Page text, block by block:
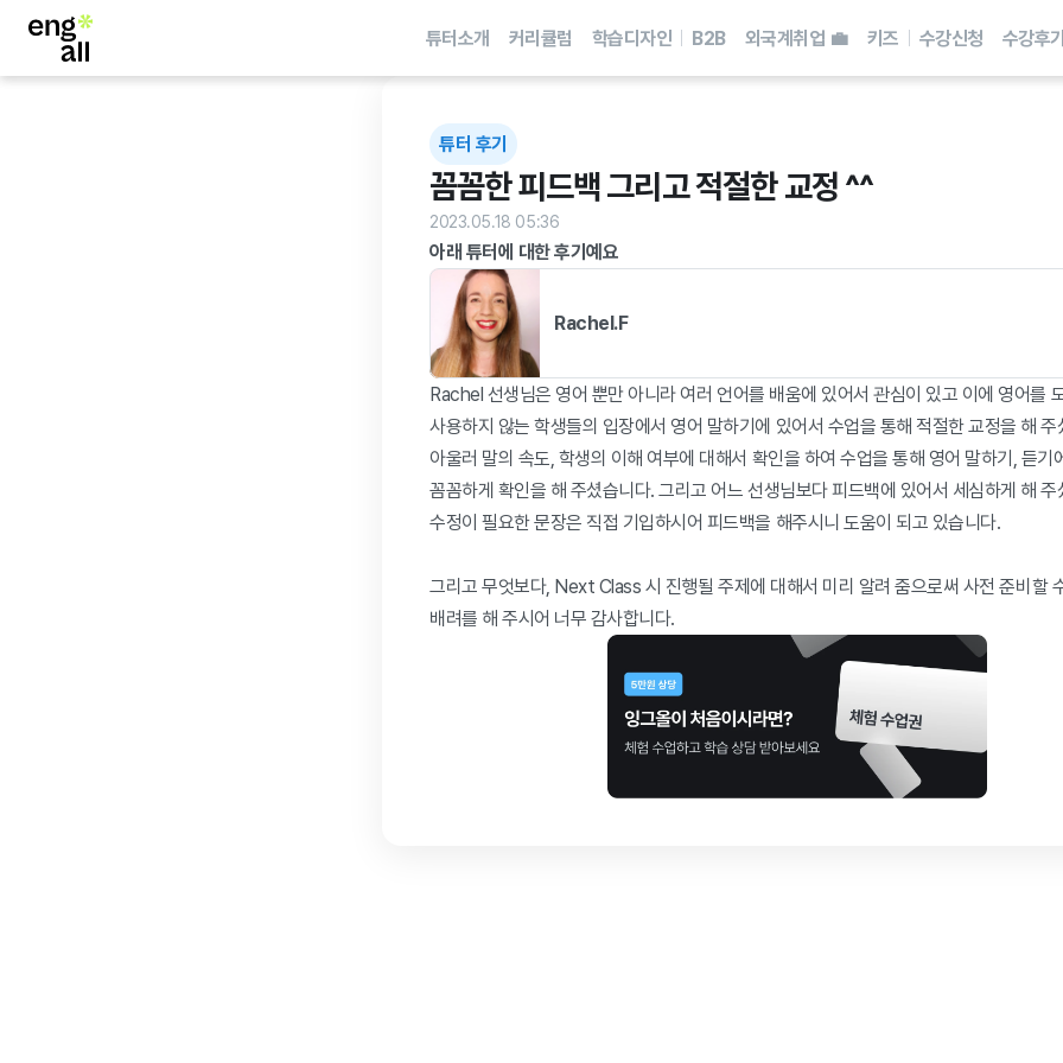
튜터소개 커리큘럼 학습디자인 B2B 외국계취업 💼 키즈 수강신청 수강후
튜터 후기
꼼꼼한 피드백 그리고 적절한 교정 ^^
2023.05.18 05:36
아래 튜터에 대한 후기예요
Rachel.F
Rachel 선생님은 영어 뿐만 아니라 여러 언어를 배움에 있어서 관심이 있고 이에 영어를
사용하지 않는 학생들의 입장에서 영어 말하기에 있어서 수업을 통해 적절한 교정을 해 주
아울러 말의 속도, 학생의 이해 여부에 대해서 확인을 하여 수업을 통해 영어 말하기, 듣기
꼼꼼하게 확인을 해 주셨습니다. 그리고 어느 선생님보다 피드백에 있어서 세심하게 해 주
수정이 필요한 문장은 직접 기입하시어 피드백을 해주시니 도움이 되고 있습니다.
그리고 무엇보다, Next Class 시 진행될 주제에 대해서 미리 알려 줌으로써 사전 준비할
배려를 해 주시어 너무 감사합니다.